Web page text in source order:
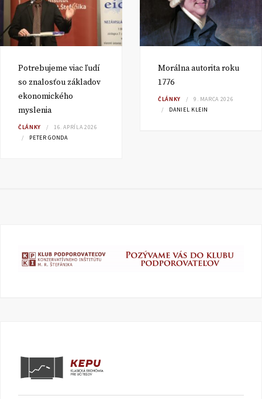
Potrebujeme viac ľudí
so znalosťou základov
ekonomického
myslenia
ČLÁNKY
16. APRÍLA 2026
PETER GONDA
Morálna autorita roku
1776
ČLÁNKY
9. MARCA 2026
DANIEL KLEIN